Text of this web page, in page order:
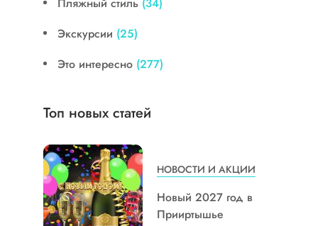
Экскурсии (25)
Это интересно (277)
Топ новых статей
НОВОСТИ И АКЦИИ
Новый 2027 год в
Прииртышье